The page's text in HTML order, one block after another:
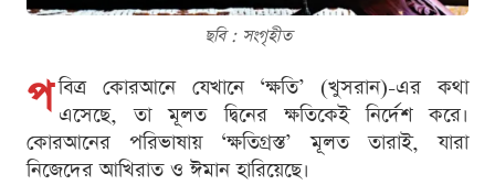
ছবি : সংগৃহীত
প বিত্র কোরআনে যেখানে ‘ক্ষতি’ (খুসরান)-এর কথা
এসেছে, তা মূলত দ্বিনের ক্ষতিকেই নির্দেশ করে।
কোরআনের পরিভাষায় ‘ক্ষতিগ্রস্ত’ মূলত তারাই, যারা
নিজেদের আখিরাত ও ঈমান হারিয়েছে।